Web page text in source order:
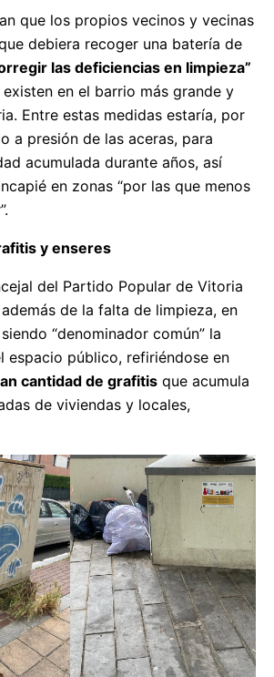
que los propios vecinos y vecinas
debiera recoger una batería de
las deficiencias en limpieza”
en el barrio más grande y
Entre estas medidas estaría, por
a presión de las aceras, para
acumulada durante años, así
en zonas “por las que menos
y enseres
del Partido Popular de Vitoria
de la falta de limpieza, en
“denominador común” la
espacio público, refiriéndose en
cantidad de grafitis que acumula
de viviendas y locales,